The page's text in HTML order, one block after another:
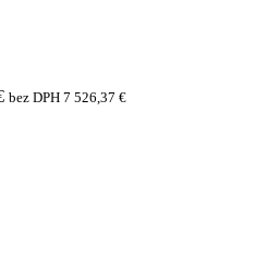
bez DPH 7 526,37 €